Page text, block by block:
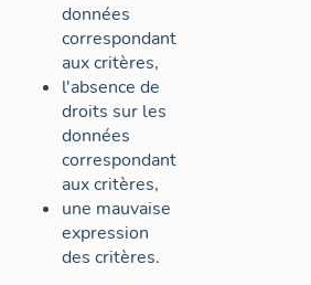
données
correspondant
aux critères,
l'absence de
droits sur les
données
correspondant
aux critères,
une mauvaise
expression
des critères.